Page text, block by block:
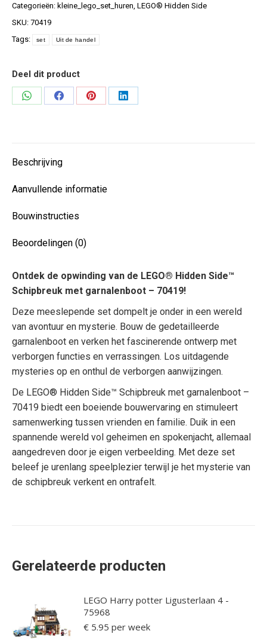
Categorieën: kleine_lego_set_huren LEGO® Hidden Side
SKU: 70419
Tags:
set Uit de handel
Deel dit product
Deel
Deel
Deel
Deel
Beschrijving
Aanvullende informatie
Bouwinstructies
Beoordelingen (0)
Ontdek de opwinding van de LEGO® Hidden Side™
Schipbreuk met garnalenboot – 70419!
Deze meeslepende set dompelt je onder in een wereld
van avontuur en mysterie. Bouw de gedetailleerde
garnalenboot en verken het fascinerende ontwerp met
verborgen functies en verrassingen. Los uitdagende
mysteries op en onthul de verborgen aanwijzingen.
De LEGO® Hidden Side™ Schipbreuk met garnalenboot –
70419 biedt een boeiende bouwervaring en stimuleert
samenwerking tussen vrienden en familie. Duik in een
spannende wereld vol geheimen en spokenjacht, allemaal
aangedreven door je eigen verbeelding. Met deze set
beleef je urenlang speelplezier terwijl je het mysterie van
de schipbreuk verkent en ontrafelt.
Gerelateerde producten
LEGO Harry potter Ligusterlaan 4 -
75968
€ 5.95 per week